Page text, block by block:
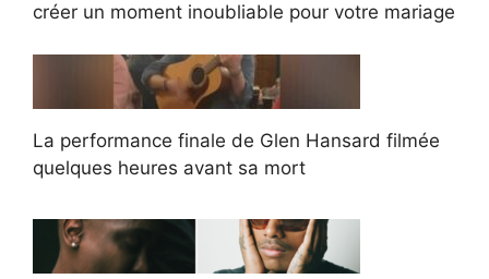
créer un moment inoubliable pour votre mariage
La performance finale de Glen Hansard filmée
quelques heures avant sa mort